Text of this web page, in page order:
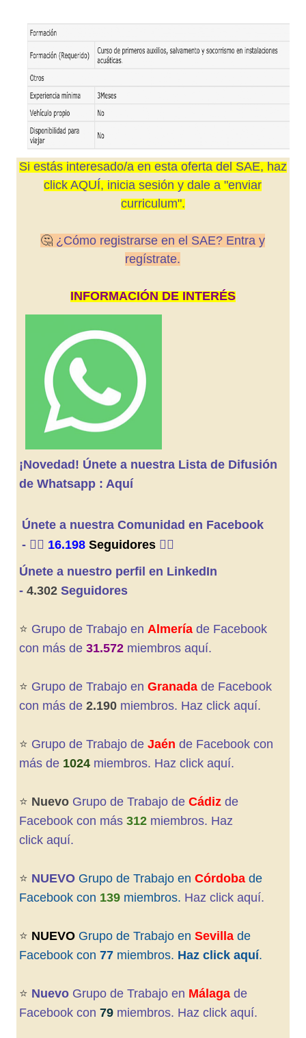
Si estás interesado/a en esta oferta del SAE, haz
click AQUÍ, inicia sesión y dale a "enviar
curriculum".
🤔 ¿Cómo registrarse en el SAE? Entra y
regístrate.
INFORMACIÓN DE INTERÉS
¡Novedad! Únete a nuestra Lista de Difusión
de Whatsapp : Aquí
Únete a nuestra Comunidad en Facebook
- 👍🏼 16.198Seguidores👍🏼
Únete a nuestro perfil en LinkedIn
-4.302 Seguidores
⭐️ Grupo de Trabajo en Almeríade Facebook
con más de 31.572miembros aquí.
⭐️ Grupo de Trabajo en Granada de Facebook
con más de 2.190 miembros. Haz click aquí.
⭐️ Grupo de Trabajo de Jaén de Facebook con
más de 1024miembros. Haz click aquí.
⭐️ Nuevo Grupo de Trabajo de Cádiz de
Facebook con más 312miembros. Haz
click aquí.
⭐️ NUEVO Grupo de Trabajo en Córdobade
Facebook con 139miembros. Haz click aquí.
⭐️ NUEVO Grupo de Trabajo en Sevillade
Facebook con 77miembros. Haz click aquí.
⭐️ NuevoGrupo de Trabajo en Málagade
Facebook con 79miembros. Haz click aquí.